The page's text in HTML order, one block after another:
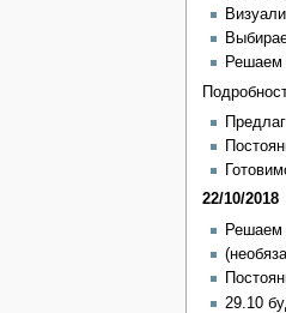
Решаем
22/10/2018
Решаем
29.10